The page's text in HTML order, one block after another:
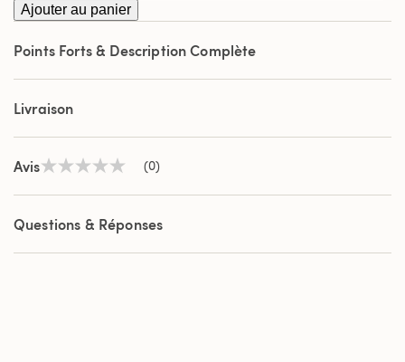
Ajouter au panier
Points Forts & Description Complète
Livraison
AvisAucune
de
notation
Lien
la
(0)
Questions & Réponses